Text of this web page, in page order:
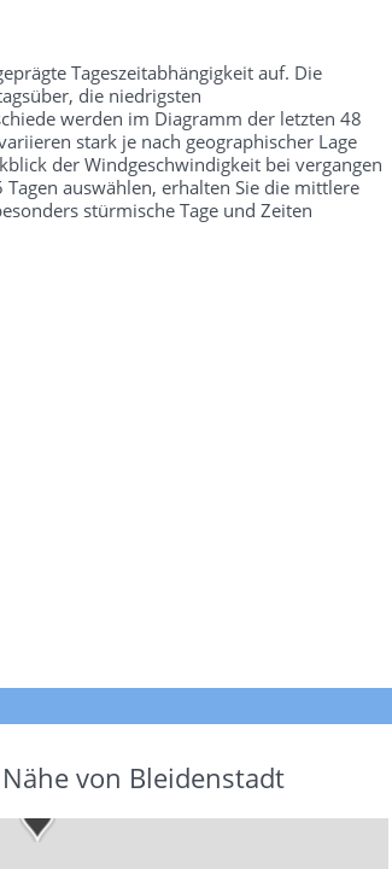
Tageszeitabhängigkeit auf. Die
die niedrigsten
werden im Diagramm der letzten 48
stark je nach geographischer Lage
der Windgeschwindigkeit bei vergangen
auswählen, erhalten Sie die mittlere
stürmische Tage und Zeiten
von Bleidenstadt